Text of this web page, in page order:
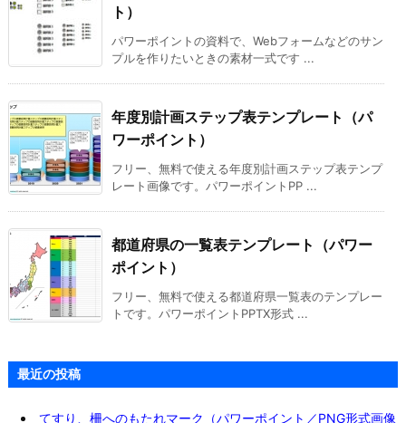
ト）
パワーポイントの資料で、Webフォームなどのサン
プルを作りたいときの素材一式です ...
年度別計画ステップ表テンプレート（パ
ワーポイント）
フリー、無料で使える年度別計画ステップ表テンプ
レート画像です。パワーポイントPP ...
都道府県の一覧表テンプレート（パワー
ポイント）
フリー、無料で使える都道府県一覧表のテンプレー
トです。パワーポイントPPTX形式 ...
最近の投稿
てすり、柵へのもたれマーク（パワーポイント／PNG形式画像